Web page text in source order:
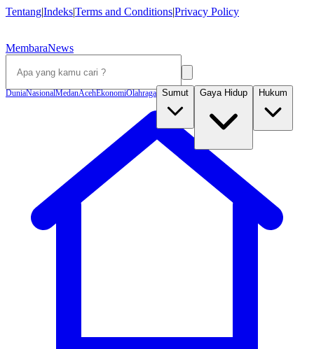
Tentang|Indeks|Terms and Conditions|Privacy Policy
MembaraNews
DuniaNasionalMedanAcehEkonomiOlahraga Sumut Gaya Hidup Hukum